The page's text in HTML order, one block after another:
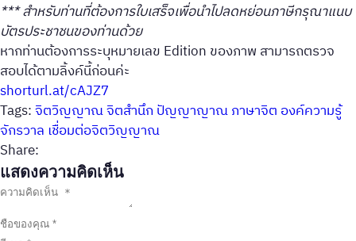
*** สำหรับท่านที่ต้องการใบเสร็จเพื่อนำไปลดหย่อนภาษีกรุณาแนบ
บัตรประชาชนของท่านด้วย
หากท่านต้องการระบุหมายเลข Edition ของภาพ สามารถตรวจ
สอบได้ตามลิ้งค์นี้ก่อนค่ะ
shorturl.at/cAJZ7
Tags:จิตวิญญาณจิตสำนึก ปัญญาญาณภาษาจิต องค์ความรู้
จักรวาล เชื่อมต่อจิตวิญญาณ
Share:
แสดงความคิดเห็น